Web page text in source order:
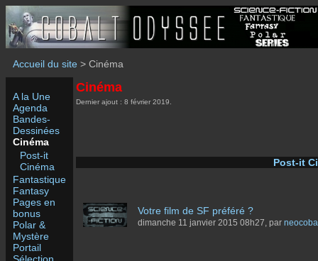
Accueil du site > Cinéma
A la Une
Agenda
Bandes-
Dessinées
Cinéma
Post-it
Cinéma
Fantastique
Fantasy
Pages en
bonus
Polar &
Mystère
Portail
Cinéma
Dernier ajout : 8 février 2019.
Post-it
Votre film de SF préféré ?
dimanche 11 janvier 2015 08h27, par